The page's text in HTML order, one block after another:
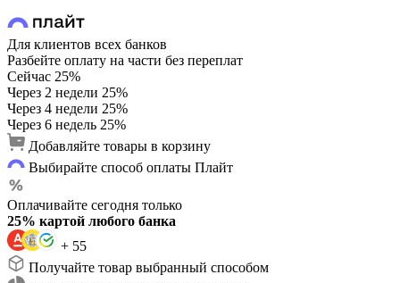
Для клиентов всех банков
Разбейте оплату на части без переплат
Сейчас 25%
Через 2 недели 25%
Через 4 недели 25%
Через 6 недель 25%
Добавляйте товары в корзину
Выбирайте способ оплаты Плайт
Оплачивайте сегодня только
25% картой любого банка
+ 55
Получайте товар выбранный способом